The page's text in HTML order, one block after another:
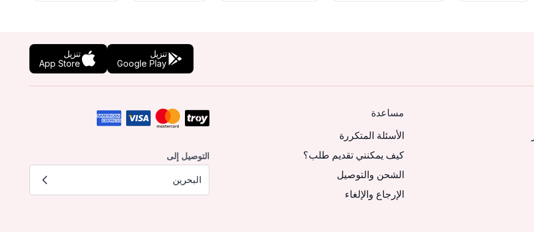
تنزيل
Google Play
تنزيل
App Store
مساعدة
الأسئلة المتكررة
كيف يمكنني تقديم طلب؟
الشحن والتوصيل
الإرجاع والإلغاء
التوصيل إلى
البحرين